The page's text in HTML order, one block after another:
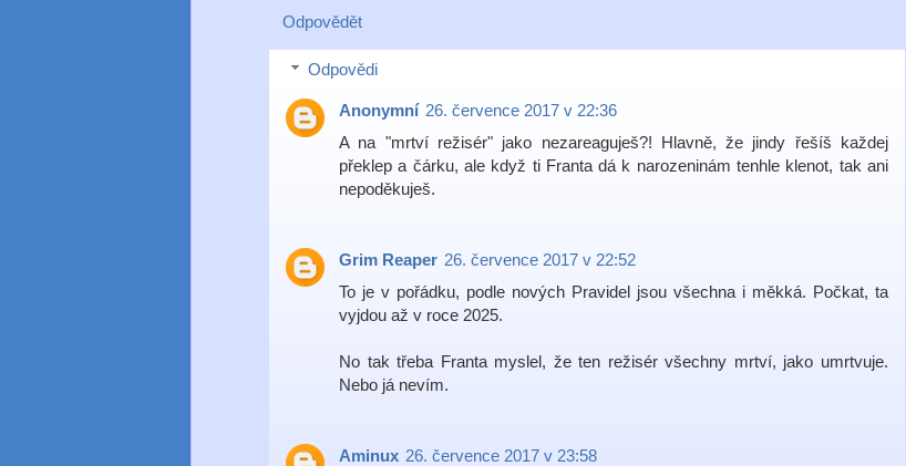
Odpovědět
Odpovědi
Anonymní 26. července 2017 v 22:36
A na "mrtví režisér" jako nezareaguješ?! Hlavně, že jindy řešíš každej
překlep a čárku, ale když ti Franta dá k narozeninám tenhle klenot, tak ani
nepoděkuješ.
Grim Reaper 26. července 2017 v 22:52
To je v pořádku, podle nových Pravidel jsou všechna i měkká. Počkat, ta
vyjdou až v roce 2025.
No tak třeba Franta myslel, že ten režisér všechny mrtví, jako umrtvuje.
Nebo já nevím.
Aminux 26. července 2017 v 23:58